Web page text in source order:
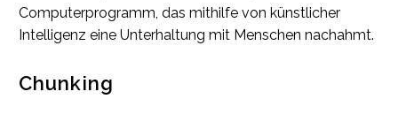
Computerprogramm, das mithilfe von künstlicher
Intelligenz eine Unterhaltung mit Menschen nachahmt.
Chunking